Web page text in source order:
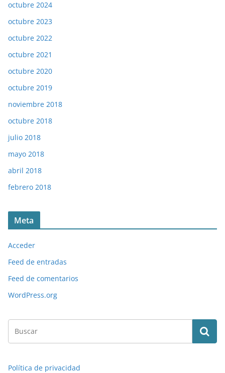
octubre 2024
octubre 2023
octubre 2022
octubre 2021
octubre 2020
octubre 2019
noviembre 2018
octubre 2018
julio 2018
mayo 2018
abril 2018
febrero 2018
Meta
Acceder
Feed de entradas
Feed de comentarios
WordPress.org
Política de privacidad